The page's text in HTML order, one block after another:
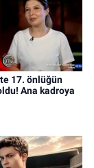
17. önlüğün
Ana kadroya